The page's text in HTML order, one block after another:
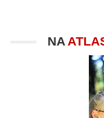
NA